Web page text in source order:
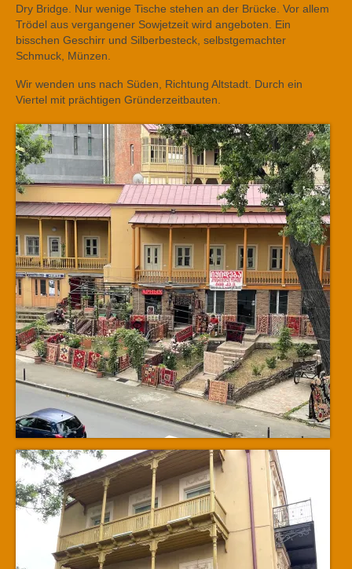
Dry Bridge. Nur wenige Tische stehen an der Brücke. Vor allem
Trödel aus vergangener Sowjetzeit wird angeboten. Ein
bisschen Geschirr und Silberbesteck, selbstgemachter
Schmuck, Münzen.
Wir wenden uns nach Süden, Richtung Altstadt. Durch ein
Viertel mit prächtigen Gründerzeitbauten.